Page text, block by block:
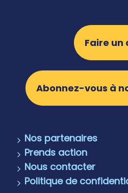
Faire un
Abonnez-vous à
Nos partenaires
Prends action
Nous contacter
Politique de